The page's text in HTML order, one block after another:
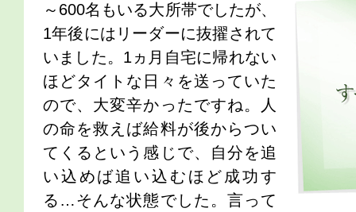
～600名もいる大所帯でしたが、
1年後にはリーダーに抜擢されて
いました。1ヵ月自宅に帰れない
ほどタイトな日々を送っていた
ので、大変辛かったですね。人
の命を救えば給料が後からつい
てくるという感じで、自分を追
い込めば追い込むほど成功す
る…そんな状態でした。言って